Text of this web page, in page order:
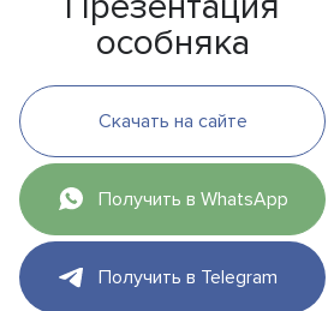
особняка
Скачать на сайте
Получить в WhatsApp
Получить в Telegram